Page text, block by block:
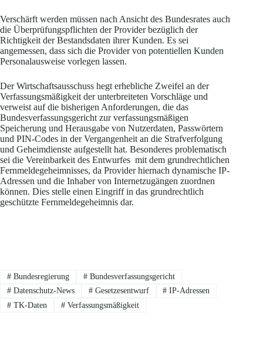
Verschärft werden müssen nach Ansicht des Bundesrates auch
die Überprüfungspflichten der Provider bezüglich der
Richtigkeit der Bestandsdaten ihrer Kunden. Es sei
angemessen, dass sich die Provider von potentiellen Kunden
Personalausweise vorlegen lassen.
Der Wirtschaftsausschuss hegt erhebliche Zweifel an der
Verfassungsmäßigkeit der unterbreiteten Vorschläge und
verweist auf die bisherigen Anforderungen, die das
Bundesverfassungsgericht zur verfassungsmäßigen
Speicherung und Herausgabe von Nutzerdaten, Passwörtern
und PIN-Codes in der Vergangenheit an die Strafverfolgung
und Geheimdienste aufgestellt hat. Besonderes problematisch
sei die Vereinbarkeit des Entwurfes mit dem grundrechtlichen
Fernmeldegeheimnisses, da Provider hiernach dynamische IP-
Adressen und die Inhaber von Internetzugängen zuordnen
können. Dies stelle einen Eingriff in das grundrechtlich
geschützte Fernmeldegeheimnis dar.
#Bundesregierung #Bundesverfassungsgericht
#Datenschutz-News #Gesetzesentwurf # IP-Adressen
#TK-Daten #Verfassungsmäßigkeit